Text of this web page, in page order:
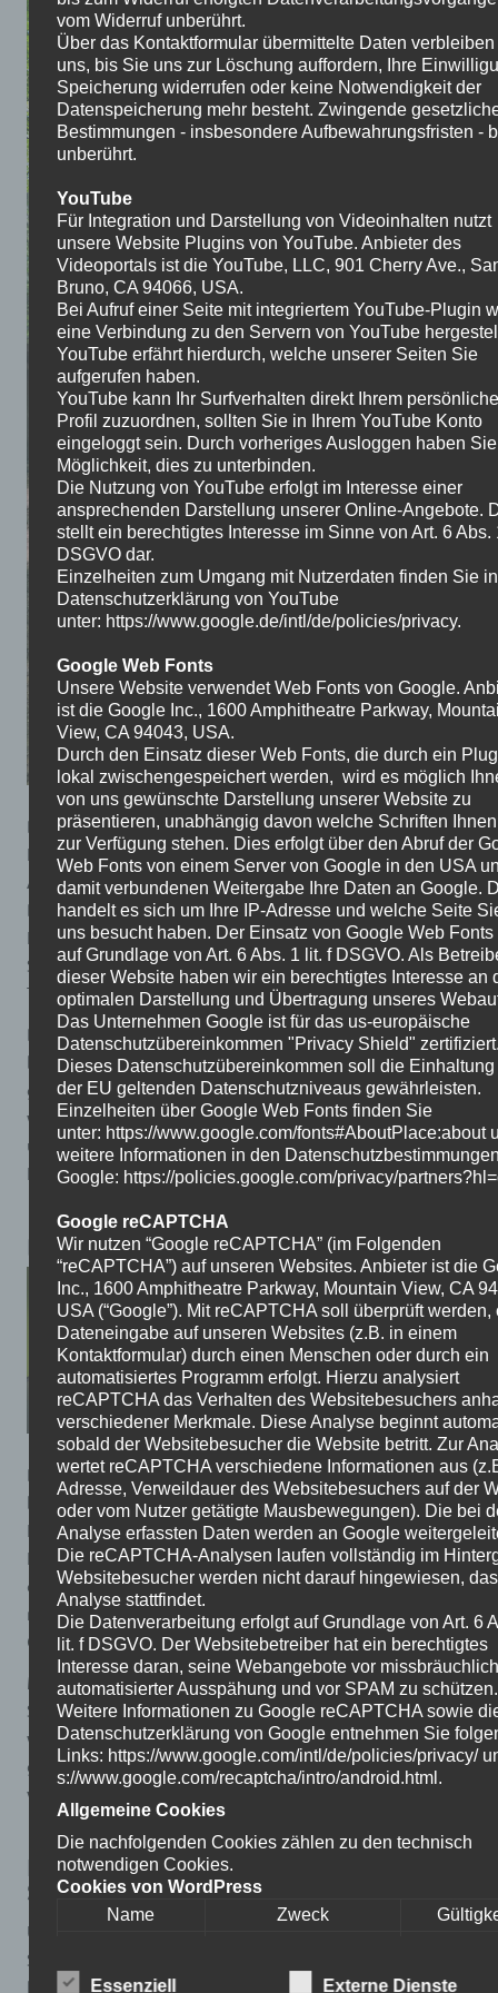
Die Klasse 6b verbrachte erlebnisreiche Tage auf ihrer
Klassenfahrt nach Saarbrücken. Neben gemeinsamen
Aktivitäten und dem Erkunden der Stadt gehörte der
Besuch eines Kletterparks zu den besonderen
Höhepunkten. Dort konnten die Schülerinnen und
Schüler ihren Mut, ihre Geschicklichkeit und ihren
Teamgeist unter Beweis stellen.
Den gelungenen Abschluss eines ereignisreichen Tages
bildete ein gemeinsames Lagerfeuer, bei dem gespielt,
gelacht und die Erlebnisse der Klassenfahrt geteilt
wurden. Die Fahrt stärkte den Zusammenhalt der Klasse
und wird allen Beteiligten noch lange in guter
Erinnerung bleiben.
Besuch im BASF-Mitmachlabor
Die Schülerinnen und Schüler der Burgfeldschule
besuchten das BASF-Mitmachlabor und konnten dort
Naturwissenschaften hautnah erleben. In spannenden
Experimenten forschten sie selbst, beobachteten
chemische und physikalische Phänomene und gingen
naturwissenschaftlichen Fragestellungen auf den
Grund.
Mit viel Neugier und Begeisterung arbeiteten die
Schülerinnen und Schüler im Labor und sammelten
wertvolle praktische Erfahrungen. Der Besuch bot eine
gelungene Ergänzung zum Unterricht und weckte bei
vielen das Interesse an den Naturwissenschaften.
Neue Mitglieder bei den
Schulsanitätern
Unser Team vom Schulsanitätsdienst ist immer dann zur
Stelle, wenn schnelle Hilfe gebraucht wird. Wir
kümmern uns um leichte Verletzungen, unterstützen
vom Widerruf unberührt.
Über das Kontaktformular übermittelte Daten
uns, bis Sie uns zur Löschung auffordern, Ihre
Speicherung widerrufen oder keine Notwendigkeit der
Datenspeicherung mehr besteht. Zwingende
Bestimmungen - insbesondere Aufbewahrungsfristen -
unberührt.
YouTube
Für Integration und Darstellung von Videoinhalten nutzt
unsere Website Plugins von YouTube. Anbieter des
Videoportals ist die YouTube, LLC, 901 Cherry Ave.,
Bruno, CA 94066, USA.
Bei Aufruf einer Seite mit integriertem YouTube-Plugin
eine Verbindung zu den Servern von YouTube
YouTube erfährt hierdurch, welche unserer Seiten Sie
aufgerufen haben.
YouTube kann Ihr Surfverhalten direkt Ihrem
Profil zuzuordnen, sollten Sie in Ihrem YouTube Konto
eingeloggt sein. Durch vorheriges Ausloggen haben
Möglichkeit, dies zu unterbinden.
Die Nutzung von YouTube erfolgt im Interesse einer
ansprechenden Darstellung unserer Online-Angebote.
stellt ein berechtigtes Interesse im Sinne von Art. 6 Abs.
DSGVO dar.
Einzelheiten zum Umgang mit Nutzerdaten finden Sie
Datenschutzerklärung von YouTube
unter: https://www.google.de/intl/de/policies/privacy.
Google Web Fonts
Unsere Website verwendet Web Fonts von Google.
ist die Google Inc., 1600 Amphitheatre Parkway,
View, CA 94043, USA.
Durch den Einsatz dieser Web Fonts, die durch ein
lokal zwischengespeichert werden, wird es möglich
von uns gewünschte Darstellung unserer Website zu
präsentieren, unabhängig davon welche Schriften
zur Verfügung stehen. Dies erfolgt über den Abruf der
Web Fonts von einem Server von Google in den USA
damit verbundenen Weitergabe Ihre Daten an Google.
handelt es sich um Ihre IP-Adresse und welche Seite
uns besucht haben. Der Einsatz von Google Web Fonts
auf Grundlage von Art. 6 Abs. 1 lit. f DSGVO. Als
dieser Website haben wir ein berechtigtes Interesse an
optimalen Darstellung und Übertragung unseres
Das Unternehmen Google ist für das us-europäische
Datenschutzübereinkommen "Privacy Shield"
Dieses Datenschutzübereinkommen soll die
der EU geltenden Datenschutzniveaus gewährleisten.
Einzelheiten über Google Web Fonts finden Sie
unter: https://www.google.com/fonts#AboutPlace:about
weitere Informationen in den
Google: https://policies.google.com/privacy/
Google reCAPTCHA
Wir nutzen “Google reCAPTCHA” (im Folgenden
“reCAPTCHA”) auf unseren Websites. Anbieter ist die
Inc., 1600 Amphitheatre Parkway, Mountain View, CA
USA (“Google”). Mit reCAPTCHA soll überprüft werden,
Dateneingabe auf unseren Websites (z.B. in einem
Kontaktformular) durch einen Menschen oder durch ein
automatisiertes Programm erfolgt. Hierzu analysiert
reCAPTCHA das Verhalten des Websitebesuchers
verschiedener Merkmale. Diese Analyse beginnt
sobald der Websitebesucher die Website betritt. Zur
wertet reCAPTCHA verschiedene Informationen aus
Adresse, Verweildauer des Websitebesuchers auf der
oder vom Nutzer getätigte Mausbewegungen). Die bei
Analyse erfassten Daten werden an Google
Die reCAPTCHA-Analysen laufen vollständig im
Websitebesucher werden nicht darauf hingewiesen,
Analyse stattfindet.
Die Datenverarbeitung erfolgt auf Grundlage von Art. 6
lit. f DSGVO. Der Websitebetreiber hat ein berechtigtes
Interesse daran, seine Webangebote vor
automatisierter Ausspähung und vor SPAM zu schützen.
Weitere Informationen zu Google reCAPTCHA sowie
Datenschutzerklärung von Google entnehmen Sie
Links: https://www.google.com/intl/de/policies/privacy/
s://www.google.com/recaptcha/intro/android.html.
Allgemeine Cookies
Die nachfolgenden Cookies zählen zu den technisch
notwendigen Cookies.
Cookies von WordPress
Name
Zweck
ermittelt, ob die
Verwendung von
Essenziell Externe Dienste